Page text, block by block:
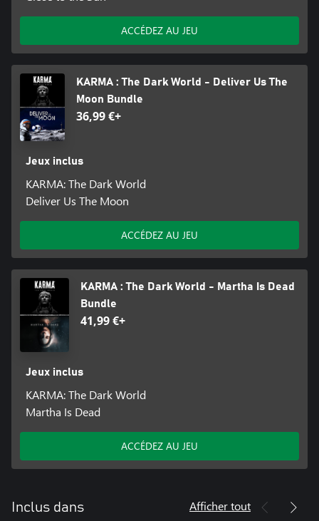
ACCÉDEZ AU JEU
KARMA : The Dark World - Deliver Us The
Moon Bundle
36,99 €+
Jeux inclus
KARMA: The Dark World
Deliver Us The Moon
ACCÉDEZ AU JEU
KARMA : The Dark World - Martha Is Dead
Bundle
41,99 €+
Jeux inclus
KARMA: The Dark World
Martha Is Dead
ACCÉDEZ AU JEU
Inclus dans Afficher tout